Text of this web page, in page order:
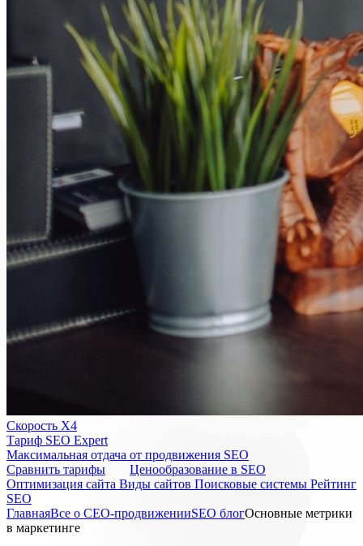
Скорость Х4
Тариф SEO Expert
Максимальная отдача от продвижения SEO
Cравнить тарифы
Ценообразование в SEO
Оптимизация сайта Виды сайтов Поисковые системы Рейтинг
SEO
ГлавнаяВсе о СЕО-продвиженииSEO блогОсновные метрики
в маркетинге